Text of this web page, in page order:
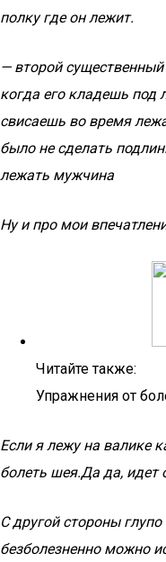
полку где он лежит.
— второй
когда его кладешь под
свисаешь во время
было не сделать
лежать мужчина
Ну и про мои
Читайте также:
Упражнения от
Если я лежу на валике
болеть шея.Да да, идет
С другой стороны
безболезненно можно